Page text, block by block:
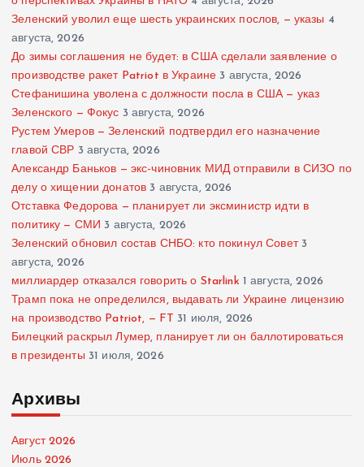
Зеленский уволил еще шесть украинских послов, — указы 4
августа, 2026
До зимы соглашения не будет: в США сделали заявление о
производстве ракет Patriot в Украине 3 августа, 2026
Стефанишина уволена с должности посла в США — указ
Зеленского — Фокус 3 августа, 2026
Рустем Умеров — Зеленский подтвердил его назначение
главой СВР 3 августа, 2026
Александр Баньков — экс-чиновник МИД отправили в СИЗО по
делу о хищении донатов 3 августа, 2026
Отставка Федорова — планирует ли эксминистр идти в
политику — СМИ 3 августа, 2026
Зеленский обновил состав СНБО: кто покинул Совет 3
августа, 2026
миллиардер отказался говорить о Starlink 1 августа, 2026
Трамп пока не определился, выдавать ли Украине лицензию
на производство Patriot, — FT 31 июля, 2026
Билецкий раскрыл Лумер, планирует ли он баллотироваться
в президенты 31 июля, 2026
Архивы
Август 2026
Июль 2026